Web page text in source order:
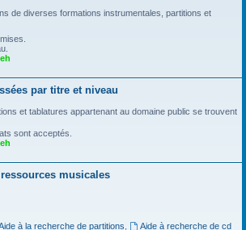
de diverses formations instrumentales, partitions et
par titre et niveau
et tablatures appartenant au domaine public se trouvent
sont acceptés.
musicales
à la recherche de partitions
Aide à recherche de cd